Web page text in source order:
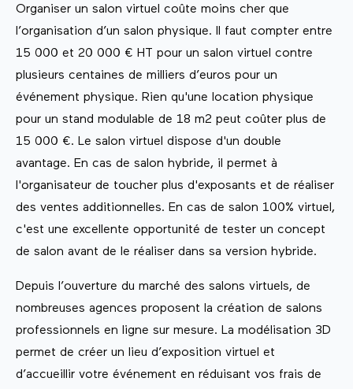
Organiser un salon virtuel coûte moins cher que
l’organisation d’un salon physique. Il faut compter entre
15 000 et 20 000 € HT pour un salon virtuel contre
plusieurs centaines de milliers d’euros pour un
événement physique. Rien qu'une location physique
pour un stand modulable de 18 m2 peut coûter plus de
15 000 €. Le salon virtuel dispose d'un double
avantage. En cas de salon hybride, il permet à
l'organisateur de toucher plus d'exposants et de réaliser
des ventes additionnelles. En cas de salon 100% virtuel,
c'est une excellente opportunité de tester un concept
de salon avant de le réaliser dans sa version hybride.
Depuis l’ouverture du marché des salons virtuels, de
nombreuses agences proposent la création de salons
professionnels en ligne sur mesure. La modélisation 3D
permet de créer un lieu d’exposition virtuel et
d’accueillir votre événement en réduisant vos frais de